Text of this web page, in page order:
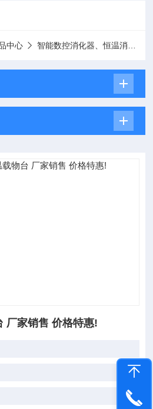
中心 智能数控消化器、恒温消解仪、试管加热器、电热板
厂家销售 价格特惠!